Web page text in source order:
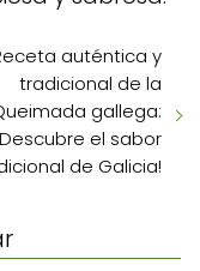
auténtica y
tradicional de la
gallega:
el sabor
de Galicia!